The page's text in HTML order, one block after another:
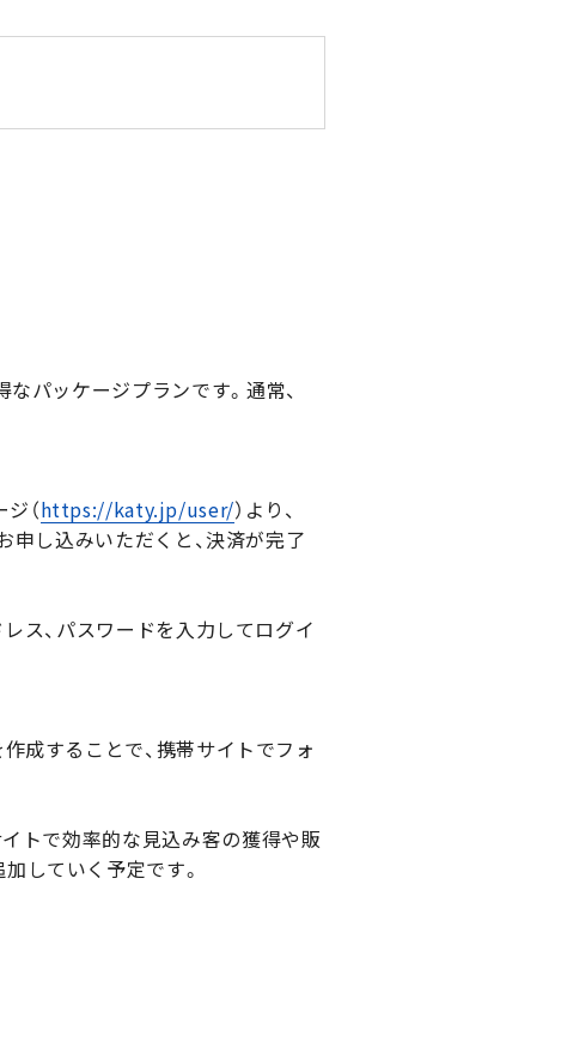
パッケージプランです。通常、
（https://katy.jp/user/）より、
申し込みいただくと、決済が完了
、パスワードを入力してログイ
成することで、携帯サイトでフォ
イトで効率的な見込み客の獲得や販
していく予定です。